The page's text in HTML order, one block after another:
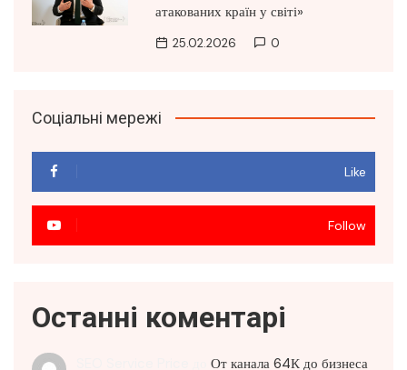
атакованих країн у світі»
25.02.2026 0
Соціальні мережі
Like
Follow
Останні коментарі
От канала 64К до бизнеса